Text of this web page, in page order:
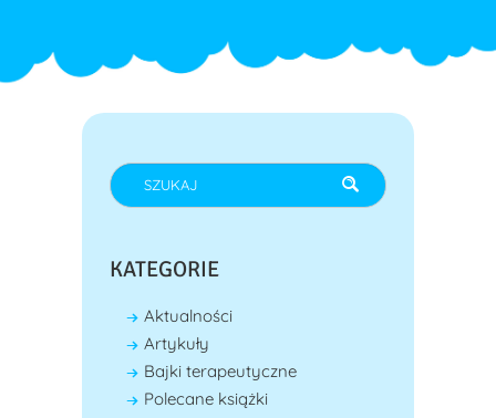
KATEGORIE
Aktualności
Artykuły
Bajki terapeutyczne
Polecane książki